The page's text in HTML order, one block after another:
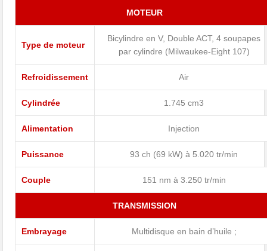
MOTEUR
Type de moteur
Bicylindre en V, Double ACT, 4 soupapes
par cylindre (Milwaukee-Eight 107)
Refroidissement Air
Cylindrée 1.745 cm3
Alimentation Injection
Puissance 93 ch (69 kW) à 5.020 tr/min
Couple 151 nm à 3.250 tr/min
TRANSMISSION
Embrayage Multidisque en bain d’huile ;